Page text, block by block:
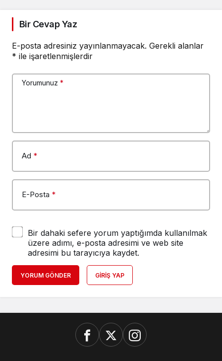
Bir Cevap Yaz
E-posta adresiniz yayınlanmayacak. Gerekli alanlar
* ile işaretlenmişlerdir
Yorumunuz *
Ad *
E-Posta *
Bir dahaki sefere yorum yaptığımda kullanılmak
üzere adımı, e-posta adresimi ve web site
adresimi bu tarayıcıya kaydet.
YORUM GÖNDER GIRIŞ YAP